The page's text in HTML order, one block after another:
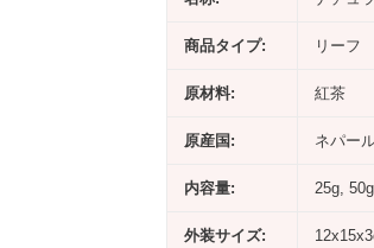
商品タイプ: リーフ
原材料: 紅茶
原産国: ネパー
内容量: 25g, 50g
外装サイズ: